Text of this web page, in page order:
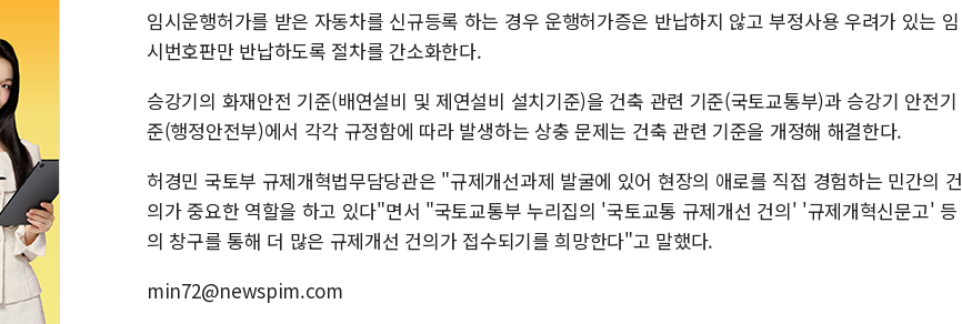
임시운행허가를 받은 자동차를 신규등록 하는 경우 운행허가증은 반납하지 않고 부정사용 우려가 있는 임
시번호판만 반납하도록 절차를 간소화한다.
승강기의 화재안전 기준(배연설비 및 제연설비 설치기준)을 건축 관련 기준(국토교통부)과 승강기 안전기
준(행정안전부)에서 각각 규정함에 따라 발생하는 상충 문제는 건축 관련 기준을 개정해 해결한다.
허경민 국토부 규제개혁법무담당관은 "규제개선과제 발굴에 있어 현장의 애로를 직접 경험하는 민간의 건
의가 중요한 역할을 하고 있다"면서 "국토교통부 누리집의 '국토교통 규제개선 건의' '규제개혁신문고' 등
의 창구를 통해 더 많은 규제개선 건의가 접수되기를 희망한다"고 말했다.
min72@newspim.com